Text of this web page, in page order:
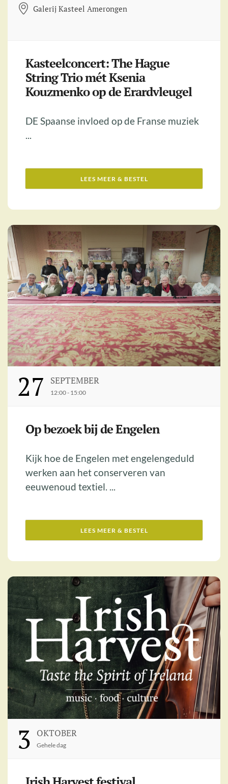
Galerij Kasteel Amerongen
Kasteelconcert: The Hague
String Trio mét Ksenia
Kouzmenko op de Erardvleugel
DE Spaanse invloed op de Franse muziek
...
LEES MEER & BESTEL
27 SEPTEMBER
12:00 - 15:00
Op bezoek bij de Engelen
Kijk hoe de Engelen met engelengeduld
werken aan het conserveren van
eeuwenoud textiel. ...
LEES MEER & BESTEL
3 OKTOBER
Gehele dag